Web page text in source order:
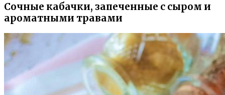
Сочные кабачки, запеченные с сыром и
ароматными травами